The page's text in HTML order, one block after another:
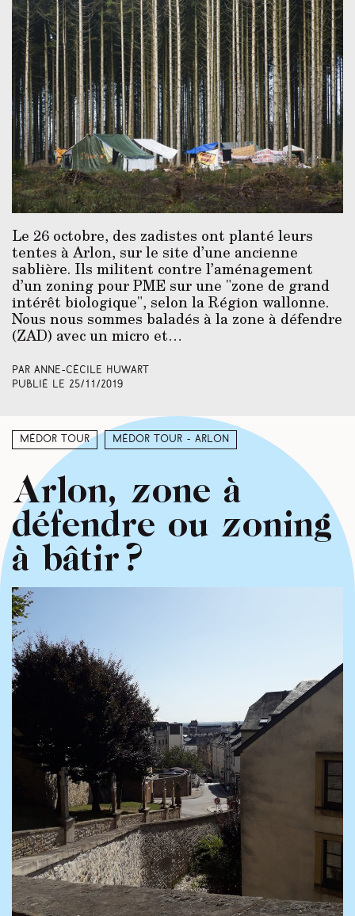
Le 26 octobre, des zadistes ont planté leurs
tentes à Arlon, sur le site d’une ancienne
sablière. Ils militent contre l’aménagement
d’un zoning pour PME sur une "zone de grand
intérêt biologique", selon la Région wallonne.
Nous nous sommes baladés à la zone à défendre
(ZAD) avec un micro et…
Par Anne-Cécile Huwart
Publié le 25/11/2019
Médor Tour Médor Tour - Arlon
Arlon, zone à
défendre ou zoning
à bâtir ?